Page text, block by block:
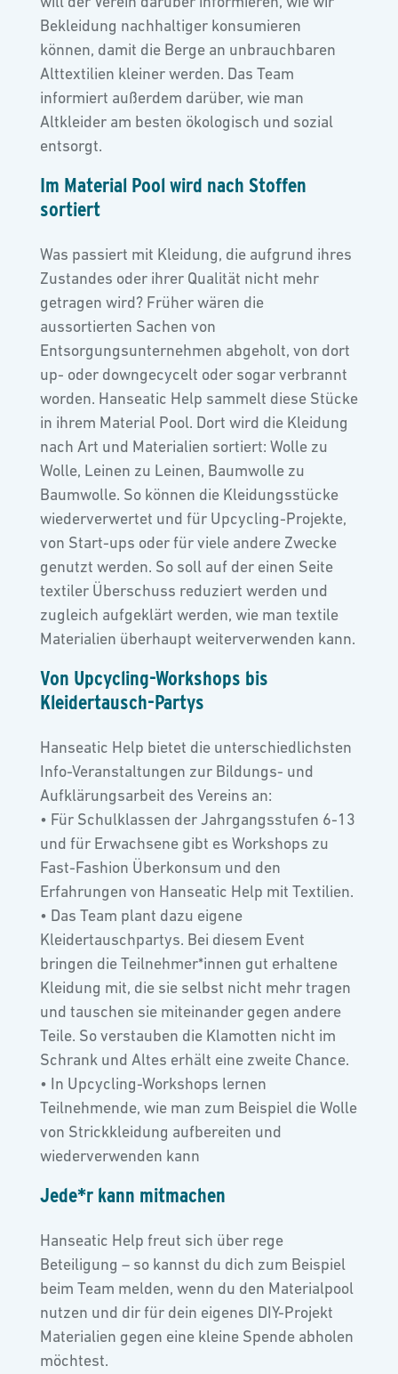
Bekleidung nachhaltiger konsumieren
können, damit die Berge an unbrauchbaren
Alttextilien kleiner werden. Das Team
informiert außerdem darüber, wie man
Altkleider am besten ökologisch und sozial
entsorgt.
Im Material Pool wird nach Stoffen
sortiert
Was passiert mit Kleidung, die aufgrund ihres
Zustandes oder ihrer Qualität nicht mehr
getragen wird? Früher wären die
aussortierten Sachen von
Entsorgungsunternehmen abgeholt, von dort
up- oder downgecycelt oder sogar verbrannt
worden. Hanseatic Help sammelt diese Stücke
in ihrem Material Pool. Dort wird die Kleidung
nach Art und Materialien sortiert: Wolle zu
Wolle, Leinen zu Leinen, Baumwolle zu
Baumwolle. So können die Kleidungsstücke
wiederverwertet und für Upcycling-Projekte,
von Start-ups oder für viele andere Zwecke
genutzt werden. So soll auf der einen Seite
textiler Überschuss reduziert werden und
zugleich aufgeklärt werden, wie man textile
Materialien überhaupt weiterverwenden kann.
Von Upcycling-Workshops bis
Kleidertausch-Partys
Hanseatic Help bietet die unterschiedlichsten
Info-Veranstaltungen zur Bildungs- und
Aufklärungsarbeit des Vereins an:
• Für Schulklassen der Jahrgangsstufen 6-13
und für Erwachsene gibt es Workshops zu
Fast-Fashion Überkonsum und den
Erfahrungen von Hanseatic Help mit Textilien.
• Das Team plant dazu eigene
Kleidertauschpartys. Bei diesem Event
bringen die Teilnehmer*innen gut erhaltene
Kleidung mit, die sie selbst nicht mehr tragen
und tauschen sie miteinander gegen andere
Teile. So verstauben die Klamotten nicht im
Schrank und Altes erhält eine zweite Chance.
• In Upcycling-Workshops lernen
Teilnehmende, wie man zum Beispiel die Wolle
von Strickkleidung aufbereiten und
wiederverwenden kann
Jede*r kann mitmachen
Hanseatic Help freut sich über rege
Beteiligung – so kannst du dich zum Beispiel
beim Team melden, wenn du den Materialpool
nutzen und dir für dein eigenes DIY-Projekt
Materialien gegen eine kleine Spende abholen
möchtest.